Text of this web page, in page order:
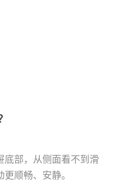
底部，从侧面看不到滑
顺畅、安静。